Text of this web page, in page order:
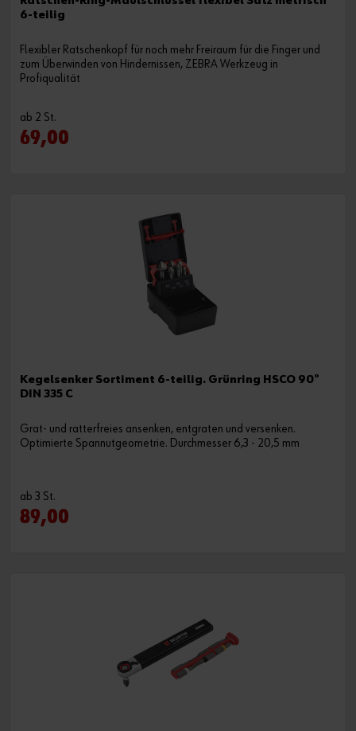
6-teilig
Flexibler Ratschenkopf für noch mehr Freiraum für die Finger und
zum Überwinden von Hindernissen, ZEBRA Werkzeug in
Profiqualität
ab 2 St.
69,00
Kegelsenker Sortiment 6-teilig. Grünring HSCO 90°
DIN 335 C
Grat- und ratterfreies ansenken, entgraten und versenken.
Optimierte Spannutgeometrie. Durchmesser 6,3 - 20,5 mm
ab 3 St.
89,00